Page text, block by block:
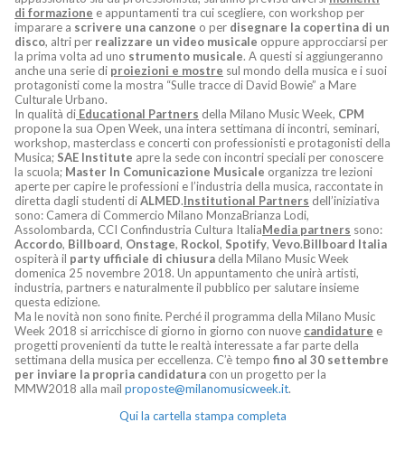
di formazione e appuntamenti tra cui scegliere, con workshop per
imparare a scrivere una canzone o per disegnare la copertina di un
disco, altri per realizzare un video musicale oppure approcciarsi per
la prima volta ad uno strumento musicale. A questi si aggiungeranno
anche una serie di proiezioni e mostre sul mondo della musica e i suoi
protagonisti come la mostra “Sulle tracce di David Bowie” a Mare
Culturale Urbano.
In qualità di Educational Partners della Milano Music Week, CPM
propone la sua Open Week, una intera settimana di incontri, seminari,
workshop, masterclass e concerti con professionisti e protagonisti della
Musica; SAE Institute apre la sede con incontri speciali per conoscere
la scuola; Master In Comunicazione Musicale organizza tre lezioni
aperte per capire le professioni e l’industria della musica, raccontate in
diretta dagli studenti diALMED.Institutional Partners dell’iniziativa
sono: Camera di Commercio Milano MonzaBrianza Lodi,
Assolombarda, CCI Confindustria Cultura ItaliaMedia partners sono:
Accordo, Billboard, Onstage, Rockol, Spotify, Vevo.Billboard Italia
ospiterà il party ufficiale di chiusura della Milano Music Week
domenica 25 novembre 2018. Un appuntamento che unirà artisti,
industria, partners e naturalmente il pubblico per salutare insieme
questa edizione.
Ma le novità non sono finite. Perché il programma della Milano Music
Week 2018 si arricchisce di giorno in giorno con nuove candidature e
progetti provenienti da tutte le realtà interessate a far parte della
settimana della musica per eccellenza. C’è tempo fino al 30 settembre
per inviare la propria candidatura con un progetto per la
MMW2018 alla mail proposte@milanomusicweek.it.
Qui la cartella stampa completa